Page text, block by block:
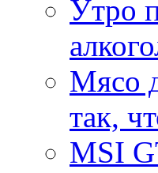
Утро
Мясо
так,
MSI